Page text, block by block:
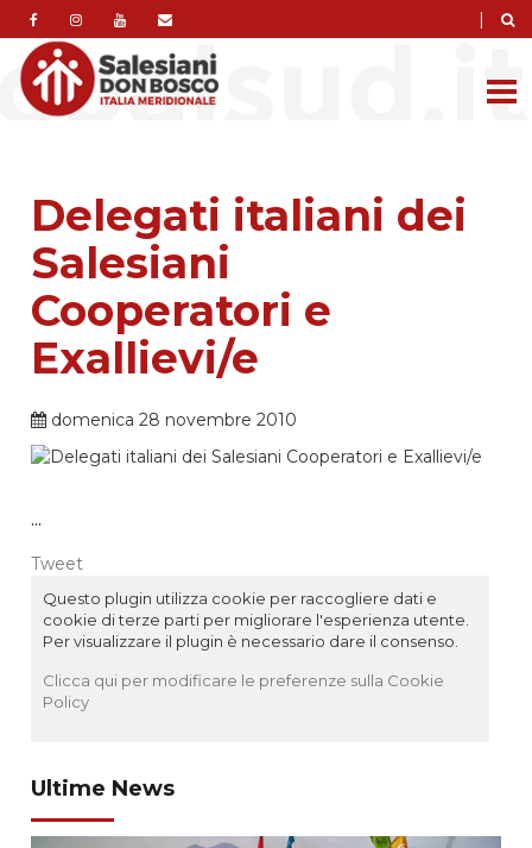
|
Delegati italiani dei
Salesiani
Cooperatori e
Exallievi/e
domenica 28 novembre 2010
...
Tweet
Questo plugin utilizza cookie per raccogliere dati e
cookie di terze parti per migliorare l'esperienza utente.
Per visualizzare il plugin è necessario dare il consenso.
Clicca qui per modificare le preferenze sulla Cookie
Policy
Ultime News